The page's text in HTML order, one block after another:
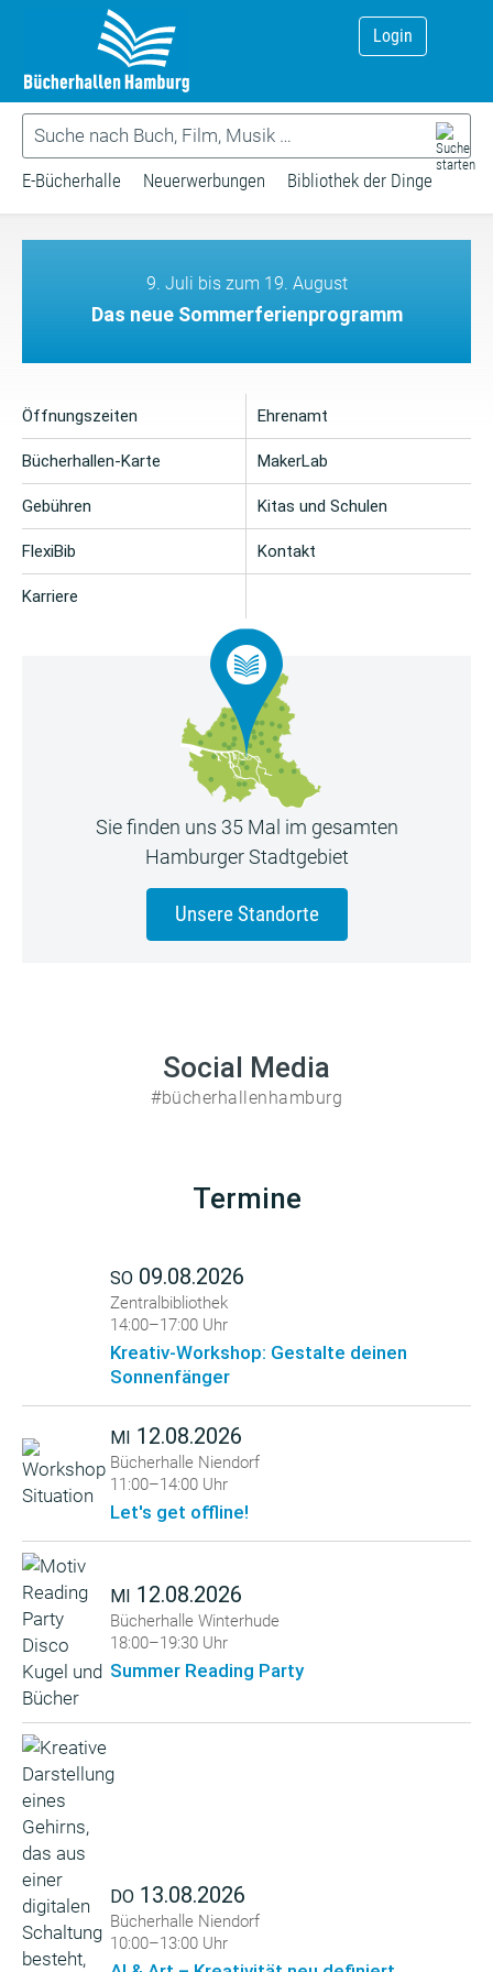
Login
E-Bücherhalle Neuerwerbungen Bibliothek der Dinge
9. Juli bis zum 19. August
Das neue Sommerferienprogramm
Öffnungszeiten
Bücherhallen-Karte
Gebühren
FlexiBib
Karriere
Ehrenamt
MakerLab
Kitas und Schulen
Kontakt
Sie finden uns 35 Mal im gesamten
Hamburger Stadtgebiet
Unsere Standorte
Social Media
#bücherhallenhamburg
Termine
SO 09.08.2026
Zentralbibliothek
14:00–17:00 Uhr
Kreativ-Workshop: Gestalte deinen
Sonnenfänger
MI 12.08.2026
Bücherhalle Niendorf
11:00–14:00 Uhr
Let's get offline!
MI 12.08.2026
Bücherhalle Winterhude
18:00–19:30 Uhr
Summer Reading Party
DO 13.08.2026
Bücherhalle Niendorf
10:00–13:00 Uhr